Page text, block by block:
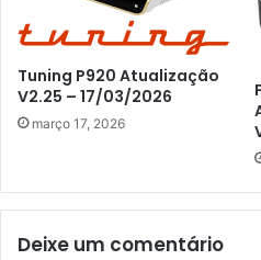
Tuning P920 Atualização
V2.25 – 17/03/2026
março 17, 2026
Deixe um comentário